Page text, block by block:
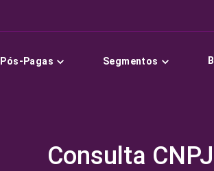
Pagas Segmentos
Consulta CNPJ